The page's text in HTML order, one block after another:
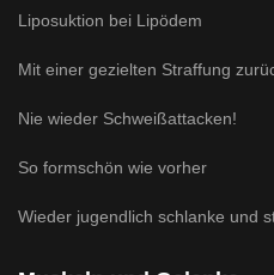
Liposuktion bei Lipödem
Mit einer gezielten Straffung
Nie wieder Schweißattacken!
So formschön wie vorher
Wieder jugendlich schlanke und